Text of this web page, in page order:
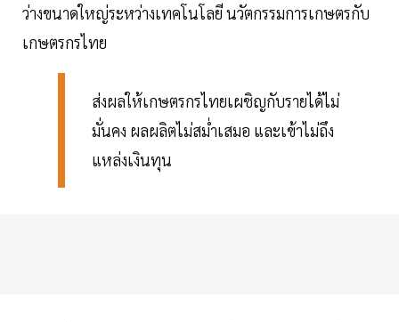
ว่างขนาดใหญ่ระหว่างเทคโนโลยี นวัตกรรมการเกษตรกับ
เกษตรกรไทย
ส่งผลให้เกษตรกรไทยเผชิญกับรายได้ไม่
มั่นคง ผลผลิตไม่สม่ำเสมอ และเข้าไม่ถึง
แหล่งเงินทุน